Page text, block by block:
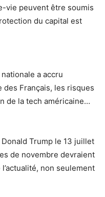
vie peuvent être soumis
du capital est
a accru
des Français, les risques
de la tech américaine…
Trump le 13 juillet
de novembre devraient
non seulement